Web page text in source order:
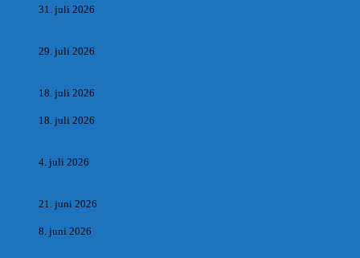
31. juli 2026
29. juli 2026
18. juli 2026
18. juli 2026
4. juli 2026
21. juni 2026
8. juni 2026